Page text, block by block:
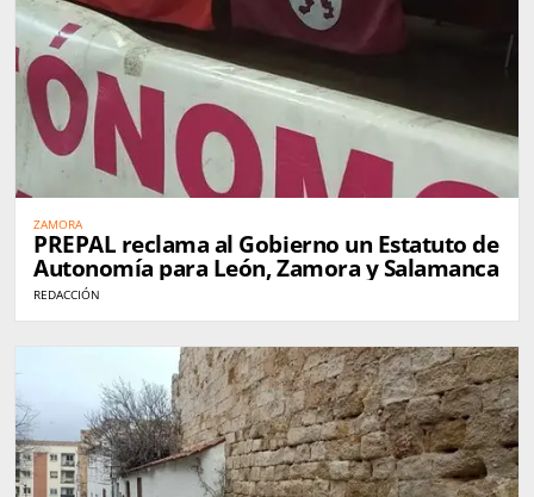
ZAMORA
PREPAL reclama al Gobierno un Estatuto de
Autonomía para León, Zamora y Salamanca
REDACCIÓN